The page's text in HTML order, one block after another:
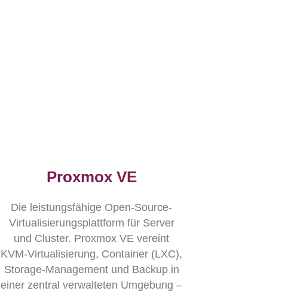
Proxmox VE
Die leistungsfähige Open-Source-
Virtualisierungsplattform für Server
und Cluster. Proxmox VE vereint
KVM-Virtualisierung, Container (LXC),
Storage-Management und Backup in
einer zentral verwalteten Umgebung –